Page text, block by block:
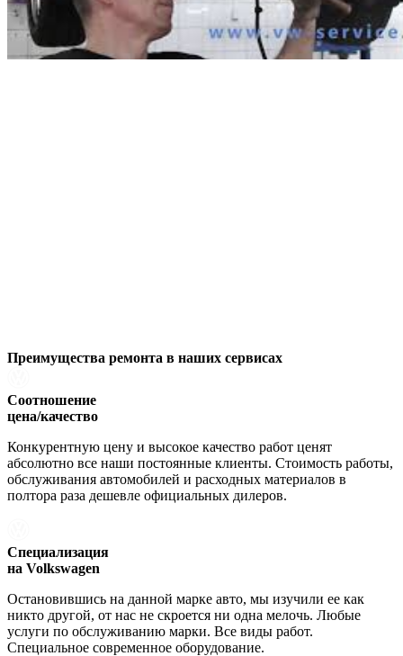
Преимущества ремонта в наших сервисах
Соотношение
цена/качество
Конкурентную цену и высокое качество работ ценят
абсолютно все наши постоянные клиенты. Стоимость работы,
обслуживания автомобилей и расходных материалов в
полтора раза дешевле официальных дилеров.
Специализация
на Volkswagen
Остановившись на данной марке авто, мы изучили ее как
никто другой, от нас не скроется ни одна мелочь. Любые
услуги по обслуживанию марки. Все виды работ.
Специальное современное оборудование.